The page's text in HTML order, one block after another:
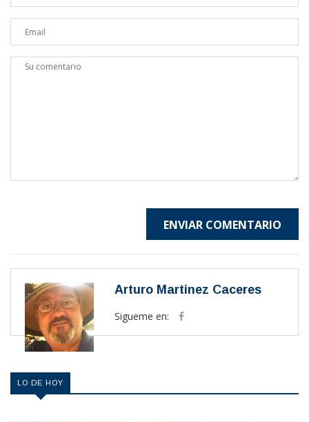
ENVIAR COMENTARIO
Arturo Martinez Caceres
Sigueme en:
LO DE HOY